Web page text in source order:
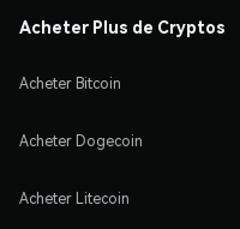
Acheter Plus de Cryptos
Acheter Bitcoin
Acheter Dogecoin
Acheter Litecoin